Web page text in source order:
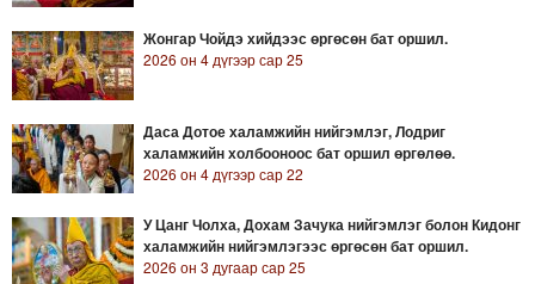
Жонгар Чойдэ хийдээс өргөсөн бат оршил.
2026 он 4 дүгээр сар 25
Даса Дотое халамжийн нийгэмлэг, Лодриг
халамжийн холбооноос бат оршил өргөлөө.
2026 он 4 дүгээр сар 22
У Цанг Чолха, Дохам Зачука нийгэмлэг болон Кидонг
халамжийн нийгэмлэгээс өргөсөн бат оршил.
2026 он 3 дугаар сар 25